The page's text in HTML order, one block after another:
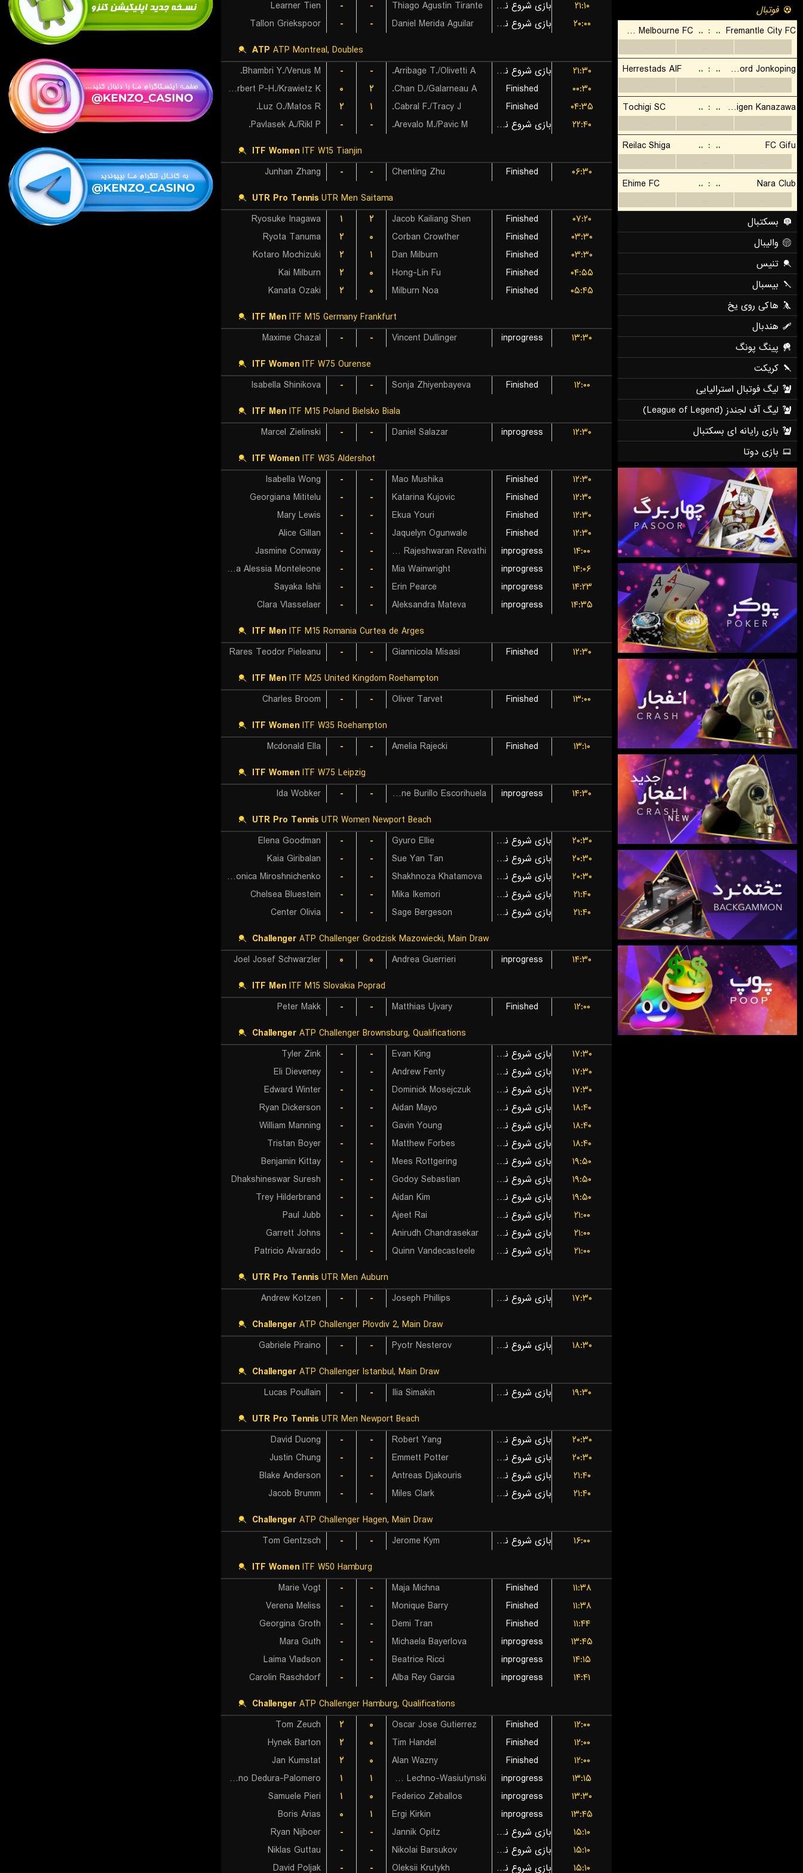
Learner Tien
- - Thiago Agustin Tirante بازی شروع نشده است
۲۱:۱۰
Tallon Griekspoor
- - Daniel Merida Aguilar بازی شروع نشده است
۲۰:۰۰
ATP ATP Montreal, Doubles
Bhambri Y./Venus M.
- - Arribage T./Olivetti A. بازی شروع نشده است
۲۱:۳۰
Herbert P-H./Krawietz K.
۰ ۲ Chan D./Galarneau A. Finished
۰۰:۳۰
Luz O./Matos R.
۲ ۱ Cabral F./Tracy J. Finished
۰۴:۳۵
Pavlasek A./Rikl P.
- - Arevalo M./Pavic M. بازی شروع نشده است
۲۲:۴۰
ITF Women ITF W15 Tianjin
Junhan Zhang
- - Chenting Zhu Finished
۰۶:۳۰
UTR Pro Tennis UTR Men Saitama
Ryosuke Inagawa
۱ ۲ Jacob Kailiang Shen Finished
۰۷:۲۰
Ryota Tanuma
۲ ۰ Corban Crowther Finished
۰۳:۳۰
Kotaro Mochizuki
۲ ۱ Dan Milburn Finished
۰۳:۳۰
Kai Milburn
۲ ۰ Hong-Lin Fu Finished
۰۴:۵۵
Kanata Ozaki
۲ ۰ Milburn Noa Finished
۰۵:۴۵
ITF Men ITF M15 Germany Frankfurt
Maxime Chazal
- - Vincent Dullinger inprogress
۱۳:۳۰
ITF Women ITF W75 Ourense
Isabella Shinikova
- - Sonja Zhiyenbayeva Finished
۱۲:۰۰
ITF Men ITF M15 Poland Bielsko Biala
Marcel Zielinski
- - Daniel Salazar inprogress
۱۲:۳۰
ITF Women ITF W35 Aldershot
Isabella Wong
- - Mao Mushika Finished
۱۲:۳۰
Georgiana Mititelu
- - Katarina Kujovic Finished
۱۲:۳۰
Mary Lewis
- - Ekua Youri Finished
۱۲:۳۰
Alice Gillan
- - Jaquelyn Ogunwale Finished
۱۲:۳۰
Jasmine Conway
- - Maaya Rajeshwaran Revathi inprogress
۱۴:۰۰
Giulia Alessia Monteleone
- - Mia Wainwright inprogress
۱۴:۰۶
Sayaka Ishii
- - Erin Pearce inprogress
۱۴:۲۳
Clara Vlasselaer
- - Aleksandra Mateva inprogress
۱۴:۳۵
ITF Men ITF M15 Romania Curtea de Arges
Rares Teodor Pieleanu
- - Giannicola Misasi Finished
۱۲:۳۰
ITF Men ITF M25 United Kingdom Roehampton
Charles Broom
- - Oliver Tarvet Finished
۱۳:۰۰
ITF Women ITF W35 Roehampton
Mcdonald Ella
- - Amelia Rajecki Finished
۱۳:۱۰
ITF Women ITF W75 Leipzig
Ida Wobker
- - Irene Burillo Escorihuela inprogress
۱۴:۳۰
UTR Pro Tennis UTR Women Newport Beach
Elena Goodman
- - Gyuro Ellie بازی شروع نشده است
۲۰:۳۰
Kaia Giribalan
- - Sue Yan Tan بازی شروع نشده است
۲۰:۳۰
Veronica Miroshnichenko
- - Shakhnoza Khatamova بازی شروع نشده است
۲۰:۳۰
Chelsea Bluestein
- - Mika Ikemori بازی شروع نشده است
۲۱:۴۰
Center Olivia
- - Sage Bergeson بازی شروع نشده است
۲۱:۴۰
Challenger ATP Challenger Grodzisk Mazowiecki, Main Draw
Joel Josef Schwarzler
۰ ۰ Andrea Guerrieri inprogress
۱۴:۳۰
ITF Men ITF M15 Slovakia Poprad
Peter Makk
- - Matthias Ujvary Finished
۱۲:۰۰
Challenger ATP Challenger Brownsburg, Qualifications
Tyler Zink
- - Evan King بازی شروع نشده است
۱۷:۳۰
Eli Dieveney
- - Andrew Fenty بازی شروع نشده است
۱۷:۳۰
Edward Winter
- - Dominick Mosejczuk بازی شروع نشده است
۱۷:۳۰
Ryan Dickerson
- - Aidan Mayo بازی شروع نشده است
۱۸:۴۰
William Manning
- - Gavin Young بازی شروع نشده است
۱۸:۴۰
Tristan Boyer
- - Matthew Forbes بازی شروع نشده است
۱۸:۴۰
Benjamin Kittay
- - Mees Rottgering بازی شروع نشده است
۱۹:۵۰
Dhakshineswar Suresh
- - Godoy Sebastian بازی شروع نشده است
۱۹:۵۰
Trey Hilderbrand
- - Aidan Kim بازی شروع نشده است
۱۹:۵۰
Paul Jubb
- - Ajeet Rai بازی شروع نشده است
۲۱:۰۰
Garrett Johns
- - Anirudh Chandrasekar بازی شروع نشده است
۲۱:۰۰
Patricio Alvarado
- - Quinn Vandecasteele بازی شروع نشده است
۲۱:۰۰
UTR Pro Tennis UTR Men Auburn
Andrew Kotzen
- - Joseph Phillips بازی شروع نشده است
۱۷:۳۰
Challenger ATP Challenger Plovdiv 2, Main Draw
Gabriele Piraino
- - Pyotr Nesterov بازی شروع نشده است
۱۸:۳۰
Challenger ATP Challenger Istanbul, Main Draw
Lucas Poullain
- - Ilia Simakin بازی شروع نشده است
۱۹:۳۰
UTR Pro Tennis UTR Men Newport Beach
David Duong
- - Robert Yang بازی شروع نشده است
۲۰:۳۰
Justin Chung
- - Emmett Potter بازی شروع نشده است
۲۰:۳۰
Blake Anderson
- - Antreas Djakouris بازی شروع نشده است
۲۱:۴۰
Jacob Brumm
- - Miles Clark بازی شروع نشده است
۲۱:۴۰
Challenger ATP Challenger Hagen, Main Draw
Tom Gentzsch
- - Jerome Kym بازی شروع نشده است
۱۶:۰۰
ITF Women ITF W50 Hamburg
Marie Vogt
- - Maja Michna Finished
۱۱:۳۸
Verena Meliss
- - Monique Barry Finished
۱۱:۳۸
Georgina Groth
- - Demi Tran Finished
۱۱:۴۴
Mara Guth
- - Michaela Bayerlova inprogress
۱۳:۴۵
Laima Vladson
- - Beatrice Ricci inprogress
۱۴:۱۵
Carolin Raschdorf
- - Alba Rey Garcia inprogress
۱۴:۴۱
Challenger ATP Challenger Hamburg, Qualifications
Tom Zeuch
۲ ۰ Oscar Jose Gutierrez Finished
۱۲:۰۰
Hynek Barton
۲ ۰ Tim Handel Finished
۱۲:۰۰
Jan Kumstat
۲ ۰ Alan Wazny Finished
۱۲:۰۰
Mariano Dedura-Palomero
۱ ۱ Fryderyk Lechno-Wasiutynski inprogress
۱۳:۱۵
Samuele Pieri
۱ ۰ Federico Zeballos inprogress
۱۳:۳۰
Boris Arias
۰ ۱ Ergi Kirkin inprogress
۱۳:۴۵
Ryan Nijboer
- - Jannik Opitz بازی شروع نشده است
۱۵:۱۰
Niklas Guttau
- - Nikolai Barsukov بازی شروع نشده است
۱۵:۱۰
David Poljak
- - Oleksii Krutykh بازی شروع نشده است ۱۵:۱۰